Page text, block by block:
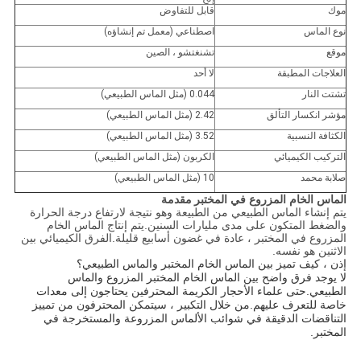
موك
قابل للتفاوض
نوع الماس
اصطناعي (معمل تم إنشاؤه)
موقع
تشنغتشو ، الصين
العلاجات المطبقة
لا أحد
تشتت النار
0.044 (مثل الماس الطبيعي)
مؤشر انكسار التألق
2.42 (مثل الماس الطبيعي)
الكثافة النسبية
3.52 (مثل الماس الطبيعي)
التركيب الكيميائي
الكربون (مثل الماس الطبيعي)
صلابة محمد
10 (مثل الماس الطبيعي)
الماس الخام المزروع في المختبر مقدمة
يتم إنشاء الماس الطبيعي من الطبيعة وهو نتيجة لارتفاع درجة الحرارة
والضغط المتكون على مدى مليارات السنين.يتم إنتاج الماس الخام
المزروع في المختبر ، عادة في غضون أسابيع قليلة.الفرق الكيميائي بين
الاثنين هو نفسه.
إذن ، كيف تميز بين الماس الخام المختبر والماس الطبيعي؟
لا يوجد فرق واضح بين الماس الخام المختبر المزروع والماس
الطبيعي.حتى علماء الأحجار الكريمة المحترفين يحتاجون إلى معدات
خاصة للتعرف عليهم.من خلال التكبير ، سيتمكن المحترفون من تمييز
التناقضات الدقيقة في شوائب الألماس المزروعة والمستخرجة في
المختبر.